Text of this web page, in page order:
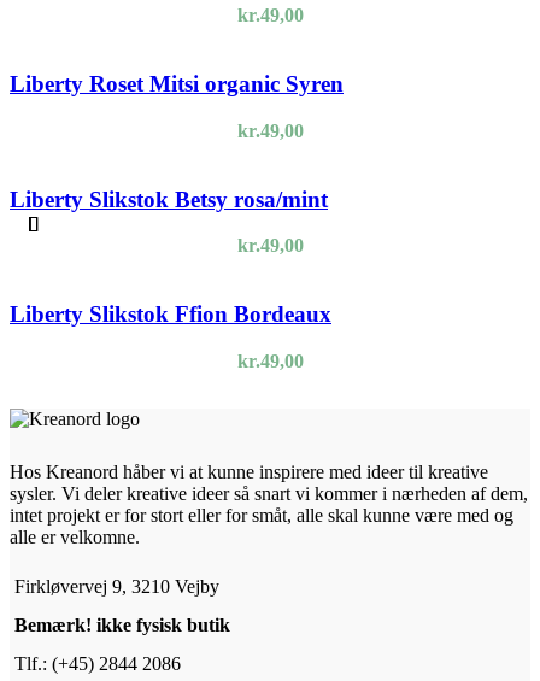
kr.49,00
Liberty Roset Mitsi organic Syren
kr.49,00
Liberty Slikstok Betsy rosa/mint
kr.49,00
Liberty Slikstok Ffion Bordeaux
kr.49,00
Hos Kreanord håber vi at kunne inspirere med ideer til kreative
sysler. Vi deler kreative ideer så snart vi kommer i nærheden af dem,
intet projekt er for stort eller for småt, alle skal kunne være med og
alle er velkomne.
Firkløvervej 9, 3210 Vejby
Bemærk! ikke fysisk butik
Tlf.: (+45) 2844 2086